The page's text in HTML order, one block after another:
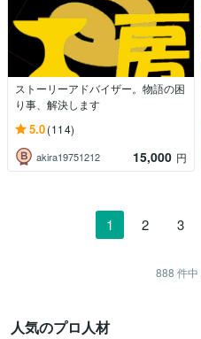
ストーリーアドバイザー。物語の困
り事、解決します
5.0(114)
akira19751212 15,000 円
1 2 3
888 件中
人気のプロ人材